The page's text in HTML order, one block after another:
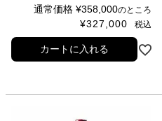
通常価格 ¥358,000のところ
¥327,000 税込
カートに入れる